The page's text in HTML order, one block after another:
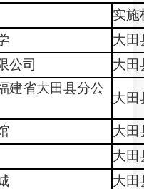
实施
大田
公司 大田
建省大田县分公
大田
大田
大田
大田